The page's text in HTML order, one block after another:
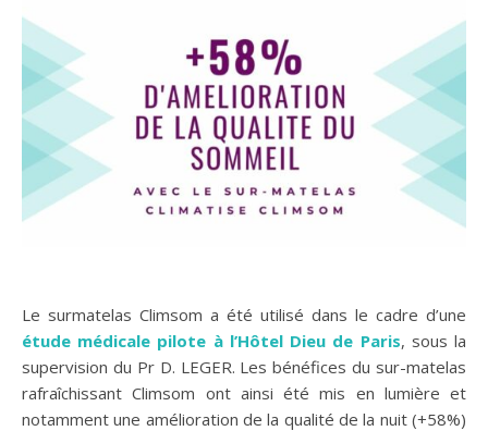
Le surmatelas Climsom a été utilisé dans le cadre d’une
étude médicale pilote à l’Hôtel Dieu de Paris, sous la
supervision du Pr D. LEGER. Les bénéfices du sur-matelas
rafraîchissant Climsom ont ainsi été mis en lumière et
notamment une amélioration de la qualité de la nuit (+58%)